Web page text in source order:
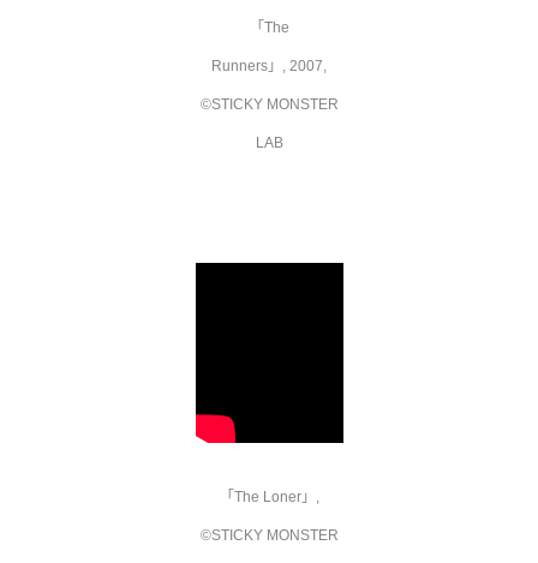
「The
Runners」, 2007,
©STICKY MONSTER
LAB
「The Loner」,
©STICKY MONSTER